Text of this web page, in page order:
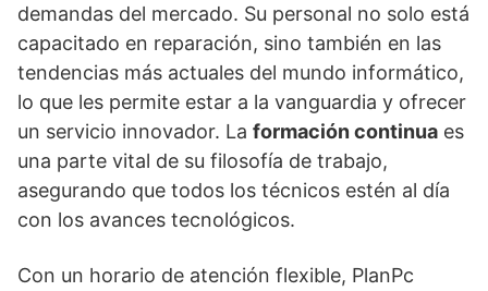
demandas del mercado. Su personal no solo está
capacitado en reparación, sino también en las
tendencias más actuales del mundo informático,
lo que les permite estar a la vanguardia y ofrecer
un servicio innovador. La formación continua es
una parte vital de su filosofía de trabajo,
asegurando que todos los técnicos estén al día
con los avances tecnológicos.
Con un horario de atención flexible, PlanPc